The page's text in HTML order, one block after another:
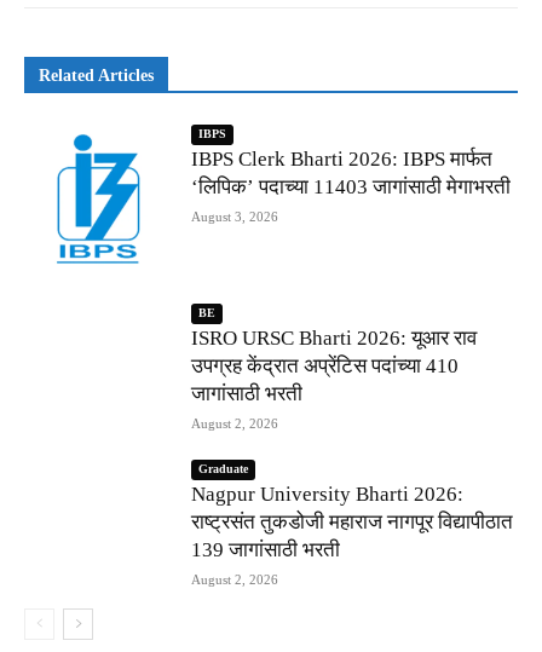
Related Articles
IBPS
IBPS Clerk Bharti 2026: IBPS मार्फत
‘लिपिक’ पदाच्या 11403 जागांसाठी मेगाभरती
August 3, 2026
BE
ISRO URSC Bharti 2026: यूआर राव
उपग्रह केंद्रात अप्रेंटिस पदांच्या 410
जागांसाठी भरती
August 2, 2026
Graduate
Nagpur University Bharti 2026:
राष्ट्रसंत तुकडोजी महाराज नागपूर विद्यापीठात
139 जागांसाठी भरती
August 2, 2026